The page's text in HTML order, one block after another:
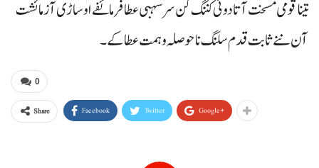
تینا قومی مسخت آتا دوئی کننگ کن سرسہبی عطا فرمائفے او ساڑی آزمائشت
آن ننے ثابت قدم سلنگ نا حوصلہ و ہمت عطا کے۔
0
Share Facebook Twitter Google+